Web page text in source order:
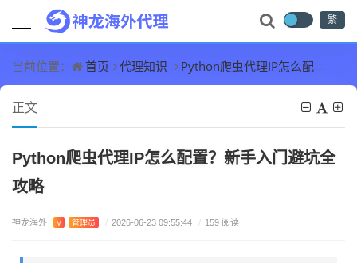
繁
当前位置： 首页 代理知识 Python爬虫代理IP怎么配置？新手入门避坑全攻略
正文
Python爬虫代理IP怎么配置？新手入门避坑全
攻略
神龙海外 V 管理员 / 2026-06-23 09:55:44 / 159 阅读